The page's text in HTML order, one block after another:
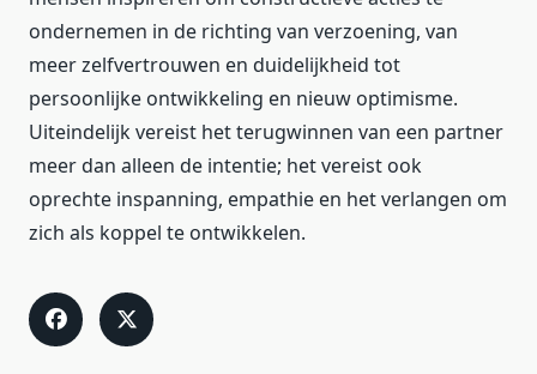
ondernemen in de richting van verzoening, van
meer zelfvertrouwen en duidelijkheid tot
persoonlijke ontwikkeling en nieuw optimisme.
Uiteindelijk vereist het terugwinnen van een partner
meer dan alleen de intentie; het vereist ook
oprechte inspanning, empathie en het verlangen om
zich als koppel te ontwikkelen.